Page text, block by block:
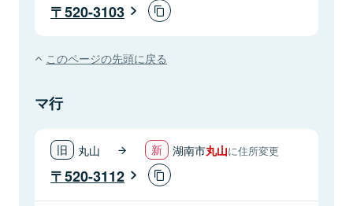
520-3103
このページの先頭に戻る
マ行
丸山 湖南市丸山に住所変更
520-3112